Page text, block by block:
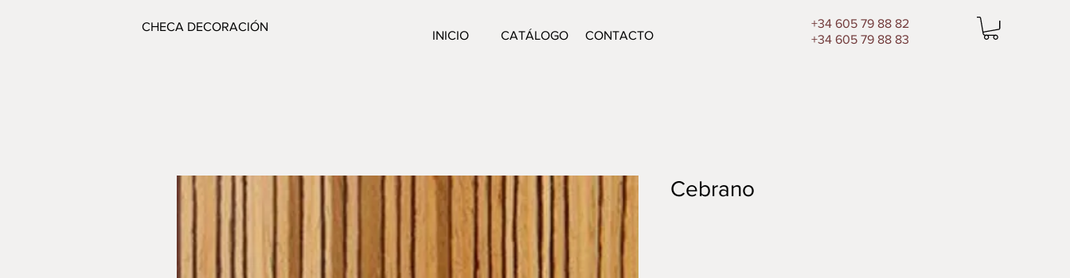
CHECA DECORACIÓN
INICIO CATÁLOGO CONTACTO
+34 605 79 88 82
+34 605 79 88 83
Cebrano